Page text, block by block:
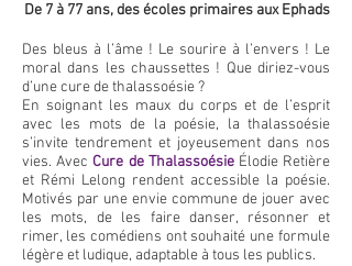
De 7 à 77 ans, des écoles primaires aux Ephads
Des bleus à l’âme ! Le sourire à l’envers ! Le
moral dans les chaussettes ! Que diriez-vous
d’une cure de thalassoésie ?
En soignant les maux du corps et de l’esprit
avec les mots de la poésie, la thalassoésie
s’invite tendrement et joyeusement dans nos
vies. Avec Cure de ThalassoésieÉlodie Retière
et Rémi Lelong rendent accessible la poésie.
Motivés par une envie commune de jouer avec
les mots, de les faire danser, résonner et
rimer, les comédiens ont souhaité une formule
légère et ludique, adaptable à tous les publics.